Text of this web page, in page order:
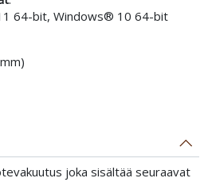
64-bit, Windows® 10 64-bit
joka sisältää seuraavat